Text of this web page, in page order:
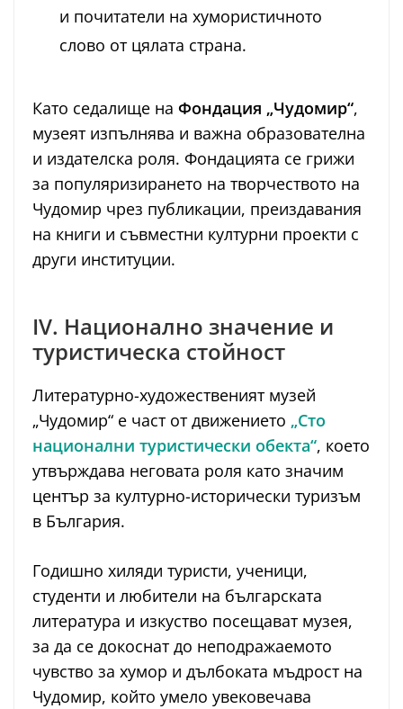
и почитатели на хумористичното
слово от цялата страна.
Като седалище на Фондация „Чудомир“,
музеят изпълнява и важна образователна
и издателска роля. Фондацията се грижи
за популяризирането на творчеството на
Чудомир чрез публикации, преиздавания
на книги и съвместни културни проекти с
други институции.
IV. Национално значение и
туристическа стойност
Литературно-художественият музей
„Чудомир“ е част от движението „Сто
национални туристически обекта“, което
утвърждава неговата роля като значим
център за културно-исторически туризъм
в България.
Годишно хиляди туристи, ученици,
студенти и любители на българската
литература и изкуство посещават музея,
за да се докоснат до неподражаемото
чувство за хумор и дълбоката мъдрост на
Чудомир, който умело увековечава